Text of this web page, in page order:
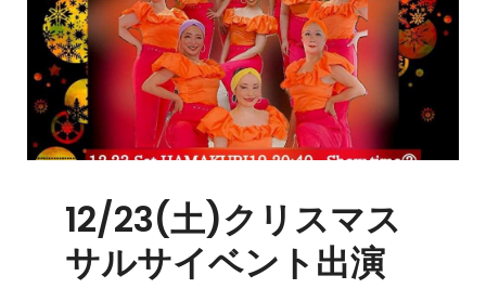
12/23(土)クリスマス
サルサイベント出演